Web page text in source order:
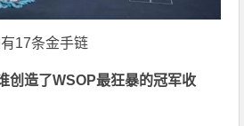
17条金手链
创造了WSOP最狂暴的冠军收